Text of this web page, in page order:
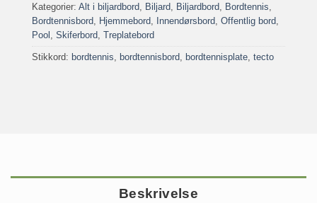
Kategorier: Alt i biljardbord Biljard Biljardbord Bordtennis
Bordtennisbord
Hjemmebord Innendørsbord Offentlig bord
Pool
Skiferbord Treplatebord
Stikkord: bordtennis bordtennisbord bordtennisplate tecto
Beskrivelse